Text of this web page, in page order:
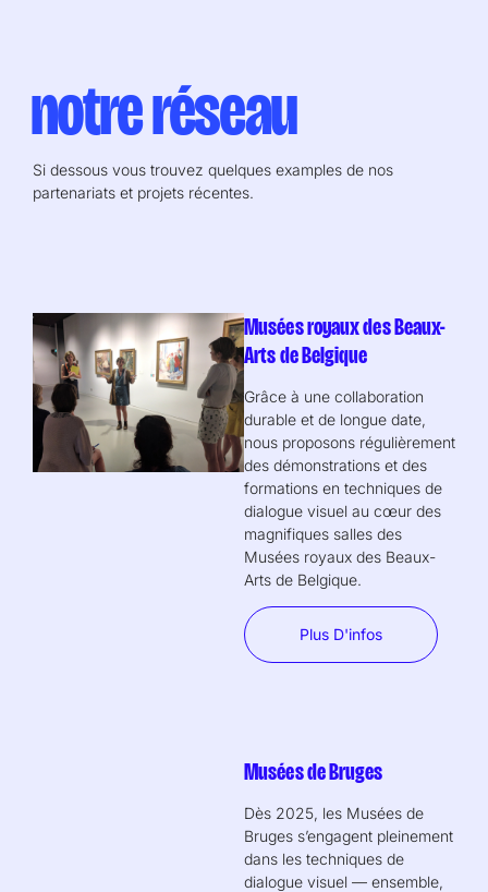
notre réseau
Si dessous vous trouvez quelques examples de nos
partenariats et projets récentes.
Musées royaux des Beaux-
Arts de Belgique
Grâce à une collaboration
durable et de longue date,
nous proposons régulièrement
des démonstrations et des
formations en techniques de
dialogue visuel au cœur des
magnifiques salles des
Musées royaux des Beaux-
Arts de Belgique.
Plus D'infos
Musées de Bruges
Dès 2025, les Musées de
Bruges s’engagent pleinement
dans les techniques de
dialogue visuel — ensemble,